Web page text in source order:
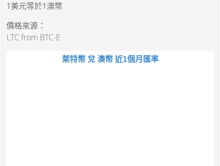
1美元等於1澳幣
價格來源：
LTC from BTC-E
萊特幣 兌 澳幣 近1個月匯率